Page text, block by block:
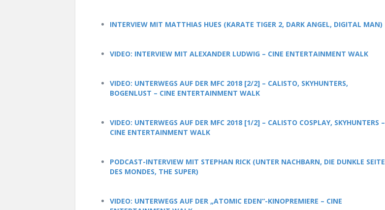
INTERVIEW MIT MATTHIAS HUES (KARATE TIGER 2, DARK ANGEL, DIGITAL MAN)
VIDEO: INTERVIEW MIT ALEXANDER LUDWIG – CINE ENTERTAINMENT WALK
VIDEO: UNTERWEGS AUF DER MFC 2018 [2/2] – CALISTO, SKYHUNTERS,
BOGENLUST – CINE ENTERTAINMENT WALK
VIDEO: UNTERWEGS AUF DER MFC 2018 [1/2] – CALISTO COSPLAY, SKYHUNTERS –
CINE ENTERTAINMENT WALK
PODCAST-INTERVIEW MIT STEPHAN RICK (UNTER NACHBARN, DIE DUNKLE SEITE
DES MONDES, THE SUPER)
VIDEO: UNTERWEGS AUF DER „ATOMIC EDEN“-KINOPREMIERE – CINE